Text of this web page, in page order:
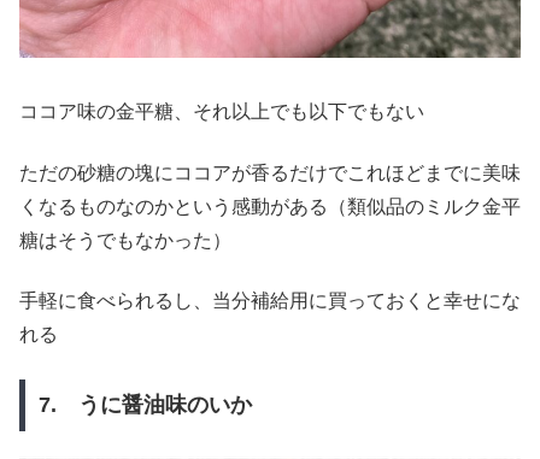
ココア味の金平糖、それ以上でも以下でもない
ただの砂糖の塊にココアが香るだけでこれほどまでに美味
くなるものなのかという感動がある（類似品のミルク金平
糖はそうでもなかった）
手軽に食べられるし、当分補給用に買っておくと幸せにな
れる
7. うに醤油味のいか